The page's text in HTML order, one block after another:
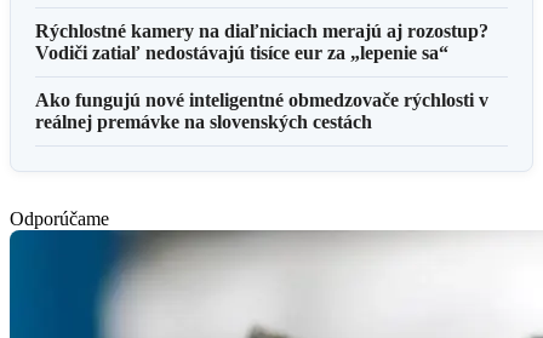
Rýchlostné kamery na diaľniciach merajú aj rozostup?
Vodiči zatiaľ nedostávajú tisíce eur za „lepenie sa“
Ako fungujú nové inteligentné obmedzovače rýchlosti v
reálnej premávke na slovenských cestách
Odporúčame